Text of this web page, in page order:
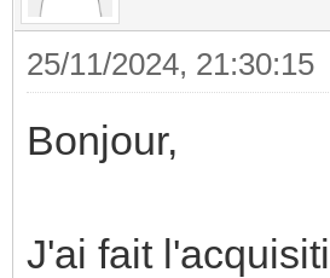
25/11/2024, 21:30:15
Bonjour,
J'ai fait